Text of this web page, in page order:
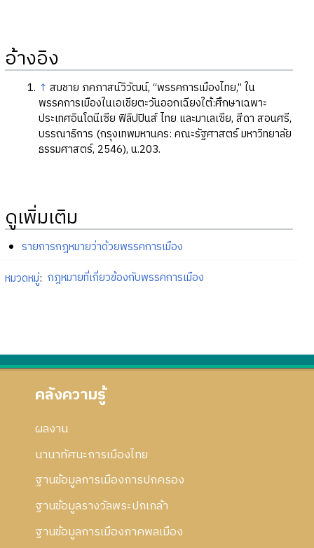
อ้างอิง
↑ สมชาย ภคภาสน์วิวัฒน์, “พรรคการเมืองไทย,” ใน
พรรคการเมืองในเอเชียตะวันออกเฉียงใต้:ศึกษาเฉพาะ
ประเทศอินโดนีเซีย ฟิลิปปินส์ ไทย และมาเลเซีย, สีดา สอนศรี,
บรรณาธิการ (กรุงเทพมหานคร: คณะรัฐศาสตร์ มหาวิทยาลัย
ธรรมศาสตร์, 2546), น.203.
ดูเพิ่มเติม
รายการกฎหมายว่าด้วยพรรคการเมือง
หมวดหมู่: กฎหมายที่เกี่ยวข้องกับพรรคการเมือง
คลังความรู้
ผลงาน
นานาทัศนะการเมืองไทย
ฐานข้อมูลการเมืองการปกครอง
ฐานข้อมูลรางวัลพระปกเกล้า
ฐานข้อมูลการเมืองภาคพลเมือง